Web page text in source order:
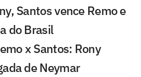
Santos vence Remo e
do Brasil
x Santos: Rony
de Neymar